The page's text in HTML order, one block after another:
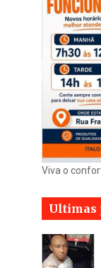
Viva o
Ultimas